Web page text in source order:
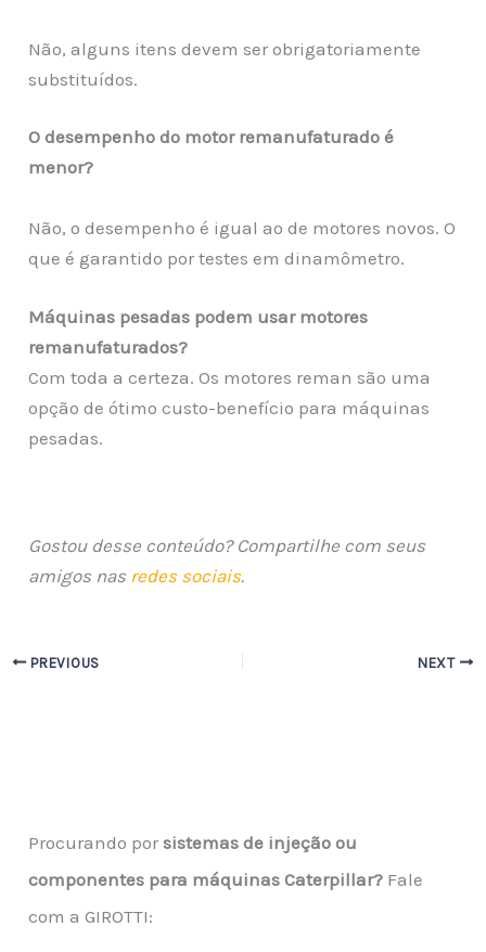
Não, alguns itens devem ser obrigatoriamente
substituídos.
O desempenho do motor remanufaturado é
menor?
Não, o desempenho é igual ao de motores novos. O
que é garantido por testes em dinamômetro.
Máquinas pesadas podem usar motores
remanufaturados?
Com toda a certeza. Os motores reman são uma
opção de ótimo custo-benefício para máquinas
pesadas.
Gostou desse conteúdo? Compartilhe com seus
amigos nas redes sociais.
PREVIOUS NEXT
Procurando porsistemas de injeção ou
componentes para máquinas Caterpillar? Fale
com a GIROTTI: